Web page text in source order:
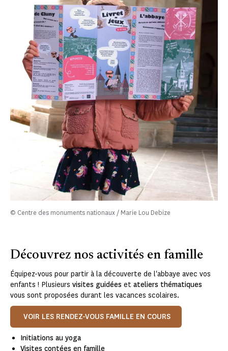
© Centre des monuments nationaux / Marie Lou Debize
Découvrez nos activités en famille
Équipez-vous pour partir à la découverte de l'abbaye avec vos
enfants ! Plusieurs visites guidées et ateliers thématiques
vous sont proposées durant les vacances scolaires.
VOIR LES RENDEZ-VOUS FAMILLE EN COURS
Initiations au yoga
Visites contées en famille